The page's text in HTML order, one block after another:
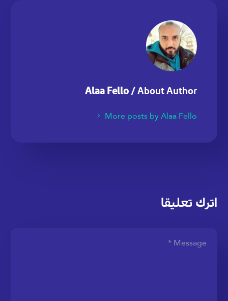
Alaa Fello / About Author
More posts by Alaa Fello
اترك تعليقا